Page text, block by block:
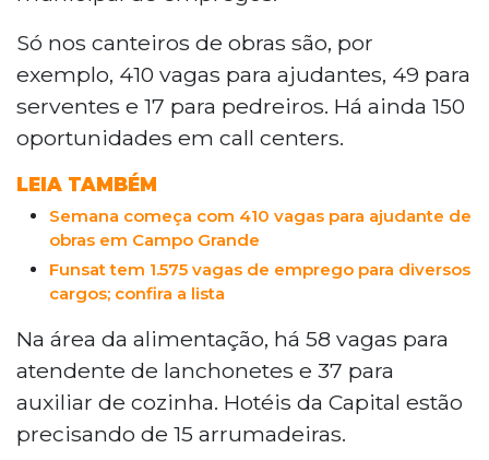
Só nos canteiros de obras são, por
exemplo, 410 vagas para ajudantes, 49 para
serventes e 17 para pedreiros. Há ainda 150
oportunidades em call centers.
LEIA TAMBÉM
Semana começa com 410 vagas para ajudante de
obras em Campo Grande
Funsat tem 1.575 vagas de emprego para diversos
cargos; confira a lista
Na área da alimentação, há 58 vagas para
atendente de lanchonetes e 37 para
auxiliar de cozinha. Hotéis da Capital estão
precisando de 15 arrumadeiras.